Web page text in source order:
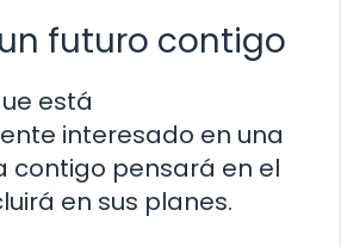
futuro contigo
está
interesado en una
contigo pensará en el
en sus planes.